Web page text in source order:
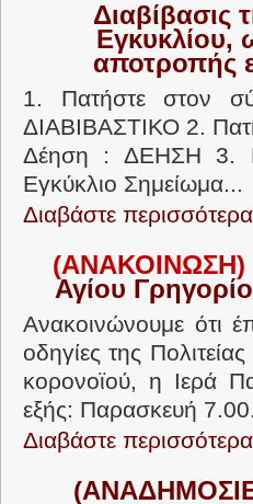
Διαβίβασις
Εγκυκλίου,
αποτροπής
1. Πατήστε στον
ΔΙΑΒΙΒΑΣΤΙΚΟ 2.
Δέηση : ΔΕΗΣΗ 3.
Εγκύκλιο Σημείωμα...
Διαβάστε
(ΑΝΑΚΟΙΝΩΣΗ)
Αγίου
Ανακοινώνουμε ότι
οδηγίες της
κορονοϊού, η Ιερά
εξής: Παρασκευή
Διαβάστε